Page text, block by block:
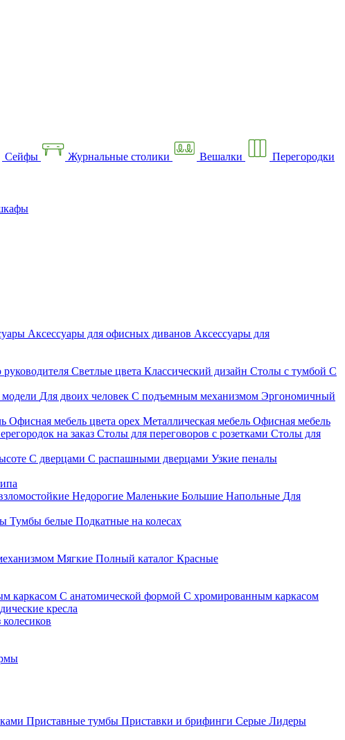
Сейфы Журнальные столики Вешалки Перегородки
Аксессуары для офисных диванов Аксессуары для
Светлые цвета Классический дизайн Столы с тумбой С
Для двоих человек С подъемным механизмом Эргономичный
Офисная мебель цвета орех Металлическая мебель Офисная мебель
на заказ Столы для переговоров с розетками Столы для
С дверцами С распашными дверцами Узкие пеналы
Недорогие Маленькие Большие Напольные Для
Тумбы белые Подкатные на колесах
Мягкие Полный каталог Красные
каркасом С анатомической формой С хромированным каркасом
кресла
колесиков
Приставные тумбы Приставки и брифинги Серые Лидеры